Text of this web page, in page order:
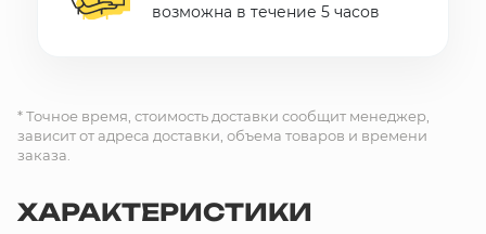
возможна в течение 5 часов
* Точное время, стоимость доставки сообщит менеджер,
зависит от адреса доставки, объема товаров и времени
заказа.
ХАРАКТЕРИСТИКИ